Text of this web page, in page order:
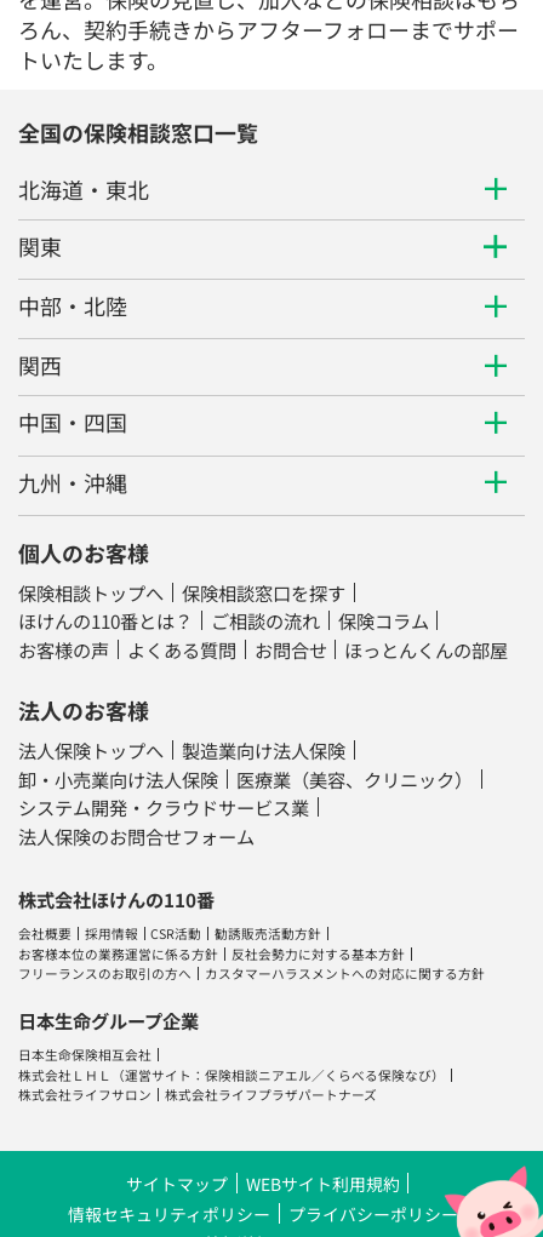
ろん、契約手続きからアフターフォローまでサポー
トいたします。
全国の保険相談窓口一覧
北海道・東北
関東
中部・北陸
関西
中国・四国
九州・沖縄
個人のお客様
保険相談トップへ
保険相談窓口を探す
ほけんの110番とは？
ご相談の流れ
保険コラム
お客様の声
よくある質問 お問合せ ほっとんくんの部屋
法人のお客様
法人保険トップへ
製造業向け法人保険
卸・小売業向け法人保険
医療業（美容、クリニック）
システム開発・クラウドサービス業
法人保険のお問合せフォーム
株式会社ほけんの110番
会社概要 採用情報 CSR活動
勧誘販売活動方針
お客様本位の業務運営に係る方針
反社会勢力に対する基本方針
フリーランスのお取引の方へ
カスタマーハラスメントへの対応に関する方針
日本生命グループ企業
日本生命保険相互会社
株式会社ＬＨＬ
（運営サイト：保険相談ニアエル ／ くらべる保険なび）
株式会社ライフサロン
株式会社ライフプラザパートナーズ
サイトマップ
WEBサイト利用規約
情報セキュリティポリシー
プライバシーポリシー